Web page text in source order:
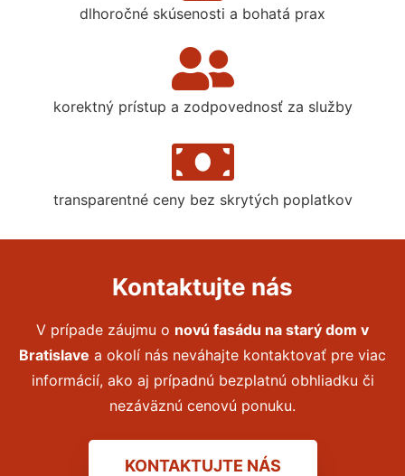
dlhoročné skúsenosti a bohatá prax
korektný prístup a zodpovednosť za služby
transparentné ceny bez skrytých poplatkov
Kontaktujte nás
V prípade záujmu o novú fasádu na starý dom v
Bratislave a okolí nás neváhajte kontaktovať pre viac
informácií, ako aj prípadnú bezplatnú obhliadku či
nezáväznú cenovú ponuku.
KONTAKTUJTE NÁS